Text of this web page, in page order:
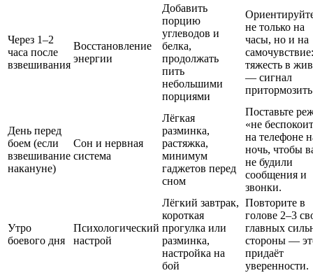
Через 1–2
часа после
взвешивания
Восстановление
энергии
Добавить
порцию
углеводов и
белка,
продолжать
пить
небольшими
порциями
не только на
часы, но и на
самочувствие:
тяжесть в
— сигнал
День перед
боем (если
взвешивание
накануне)
Сон и нервная
система
Лёгкая
разминка,
растяжка,
минимум
гаджетов перед
сном
Поставьте
«не
на телефоне
ночь, чтобы
не будили
сообщения и
звонки.
Утро
боевого дня
Психологический
настрой
Лёгкий завтрак,
короткая
прогулка или
разминка,
настройка на
бой
Повторите в
голове 2–3
главных
стороны —
придаёт
уверенности.